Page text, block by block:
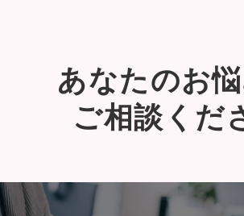
あなたのお悩
ご相談くだ